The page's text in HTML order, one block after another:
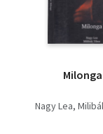
Milonga
Nagy Lea